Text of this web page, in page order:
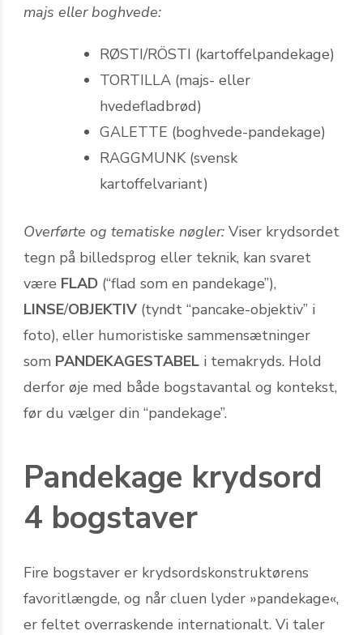
majs eller boghvede:
RØSTI/RÖSTI (kartoffelpandekage)
TORTILLA (majs- eller
hvedefladbrød)
GALETTE (boghvede-pandekage)
RAGGMUNK (svensk
kartoffelvariant)
Overførte og tematiske nøgler: Viser krydsordet
tegn på billedsprog eller teknik, kan svaret
være FLAD (“flad som en pandekage”),
LINSE/OBJEKTIV (tyndt “pancake-objektiv” i
foto), eller humoristiske sammensætninger
som PANDEKAGESTABEL i tema­kryds. Hold
derfor øje med både bogstavantal og kontekst,
før du vælger din “pandekage”.
Pandekage krydsord
4 bogstaver
Fire bogstaver er krydsordskonstruktørens
favoritlængde, og når cluen lyder »pandekage«,
er feltet overraskende internationalt. Vi taler